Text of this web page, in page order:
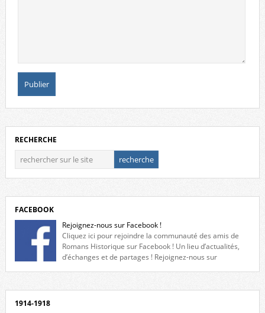
RECHERCHE
FACEBOOK
Rejoignez-nous sur Facebook !
Cliquez ici pour rejoindre la communauté des amis de
Romans Historique sur Facebook ! Un lieu d’actualités,
d’échanges et de partages ! Rejoignez-nous sur
1914-1918